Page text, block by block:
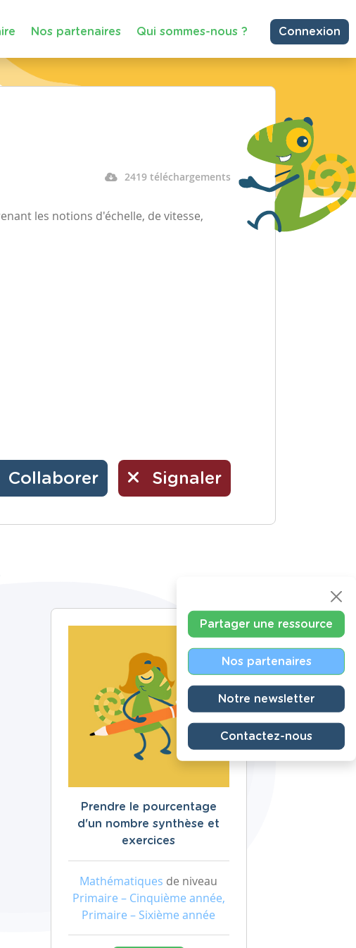
Nos partenaires Qui sommes-nous ? Connexion
2419 téléchargements
les notions d'échelle, de vitesse,
Collaborer Signaler
Prendre le pourcentage
d'un nombre synthèse et
exercices
Mathématiques de niveau
Primaire – Cinquième année,
Primaire – Sixième année
Partager une ressource
Nos partenaires
Notre newsletter
Contactez-nous